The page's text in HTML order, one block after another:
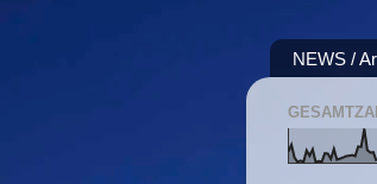
NEWS /